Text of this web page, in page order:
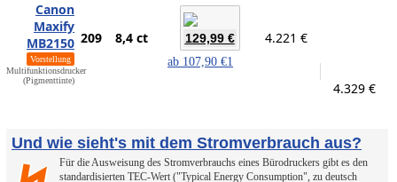
Canon
Maxify
MB2150
Vorstellung
Multifunktionsdrucker
(Pigmenttinte)
209 8,4 ct 129,99 €
ab 107,90 €1
4.221 €
4.329 €
Und wie sieht's mit dem Stromverbrauch aus?
Für die Ausweisung des Stromverbrauchs eines Bürodruckers gibt es den
standardisierten TEC-Wert ("Typical Energy Consumption", zu deutsch